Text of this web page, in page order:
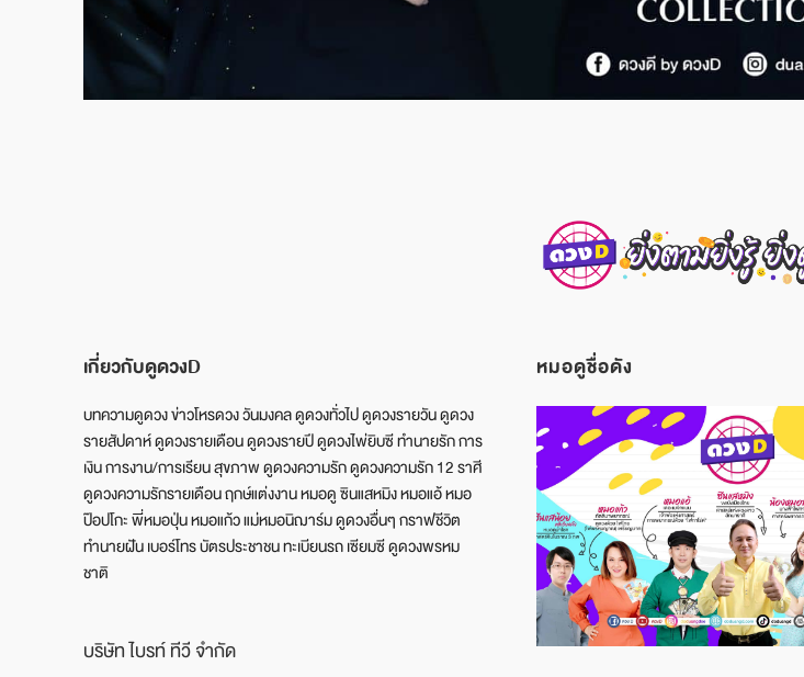
เกี่ยวกับดูดวงD
บทความดูดวง ข่าวโหรดวง วันมงคล ดูดวงทั่วไป ดูดวงรายวัน ดูดวง
รายสัปดาห์ ดูดวงรายเดือน ดูดวงรายปี ดูดวงไพ่ยิบซี ทำนายรัก การ
เงิน การงาน/การเรียน สุขภาพ ดูดวงความรัก ดูดวงความรัก 12 ราศี
ดูดวงความรักรายเดือน ฤกษ์แต่งงาน หมอดู ซินแสหมิง หมอแอ้ หมอ
ป๊อปโกะ พี่หมอปุ่น หมอแก้ว แม่หมอนิฌาร์ม ดูดวงอื่นๆ กราฟชีวิต
ทำนายฝัน เบอร์โทร บัตรประชาชน ทะเบียนรถ เซียมซี ดูดวงพรหม
ชาติ
บริษัท ไบรท์ ทีวี จำกัด
หมอดูชื่อดัง